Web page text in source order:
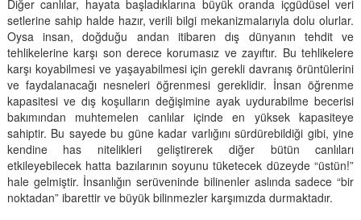
Diğer canlılar, hayata başladıklarına büyük oranda içgüdüsel veri
setlerine sahip halde hazır, verili bilgi mekanizmalarıyla dolu olurlar.
Oysa insan, doğduğu andan itibaren dış dünyanın tehdit ve
tehlikelerine karşı son derece korumasız ve zayıftır. Bu tehlikelere
karşı koyabilmesi ve yaşayabilmesi için gerekli davranış örüntülerini
ve faydalanacağı nesneleri öğrenmesi gereklidir. İnsan öğrenme
kapasitesi ve dış koşulların değişimine ayak uydurabilme becerisi
bakımından muhtemelen canlılar içinde en yüksek kapasiteye
sahiptir. Bu sayede bu güne kadar varlığını sürdürebildiği gibi, yine
kendine has nitelikleri geliştirerek diğer bütün canlıları
etkileyebilecek hatta bazılarının soyunu tüketecek düzeyde “üstün!”
hale gelmiştir. İnsanlığın serüveninde bilinenler aslında sadece “bir
noktadan” ibarettir ve büyük bilinmezler karşımızda durmaktadır.